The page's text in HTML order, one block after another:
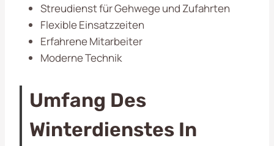
Streudienst für Gehwege und Zufahrten
Flexible Einsatzzeiten
Erfahrene Mitarbeiter
Moderne Technik
Umfang Des
Winterdienstes In